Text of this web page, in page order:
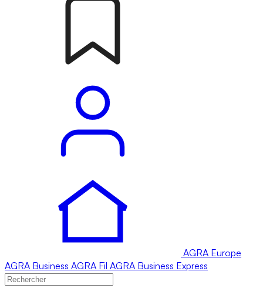
AGRA Europe
AGRA Business AGRA Fil AGRA Business Express